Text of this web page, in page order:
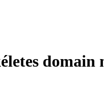
domain